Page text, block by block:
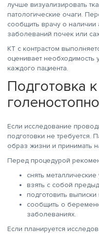
лучше визуализировать
патологические очаги.
сообщить врачу о наличии
заболеваний почек или
КТ с контрастом
оценивает необходимость
каждого пациента.
Подготовка
Если исследование
подготовки не требуется.
образ жизни и принимать
Перед процедурой
снять
взять с собой
подготовить
сообщить о
заболеваниях.
Если планируется